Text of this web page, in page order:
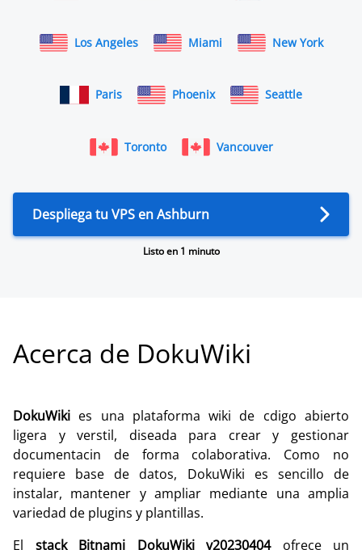
Los Angeles Miami New York
Paris Phoenix Seattle
Toronto Vancouver
Despliega tu VPS en Ashburn
Listo en 1 minuto
Acerca de DokuWiki
DokuWiki es una plataforma wiki de cdigo abierto
ligera y verstil, diseada para crear y gestionar
documentacin de forma colaborativa. Como no
requiere base de datos, DokuWiki es sencillo de
instalar, mantener y ampliar mediante una amplia
variedad de plugins y plantillas.
El stack Bitnami DokuWiki v20230404ofrece un